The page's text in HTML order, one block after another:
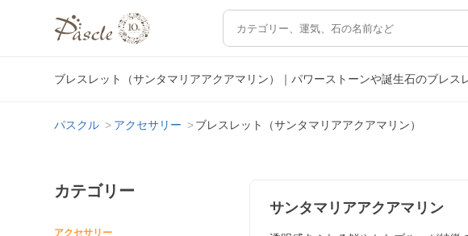
ブレスレット（サンタマリアアクアマリン）｜パワーストーンや誕生石のブレス
パスクル アクセサリー ブレスレット（サンタマリアアクアマリン）
カテゴリー
アクセサリー
サンタマリアアクアマリン